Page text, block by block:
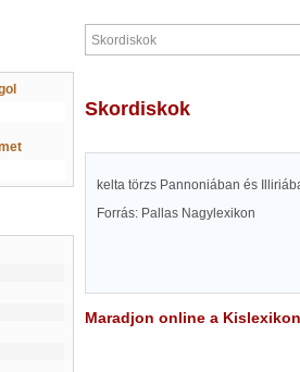
Skordiskok
kelta törzs Pannoniában és
Forrás: Pallas Nagylexikon
Maradjon online a